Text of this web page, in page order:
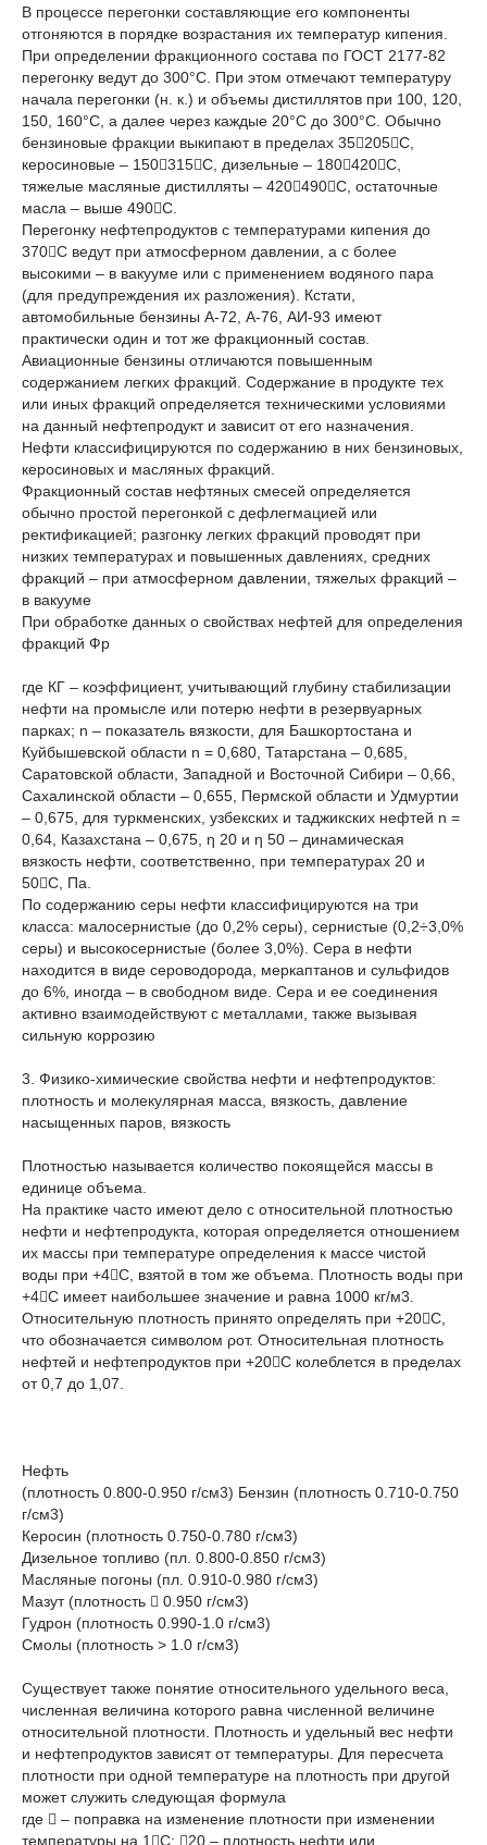
В процессе перегонки составляющие его компоненты
отгоняются в порядке возрастания их температур кипения.
При определении фракционного состава по ГОСТ 2177-82
перегонку ведут до 300°С. При этом отмечают температуру
начала перегонки (н. к.) и объемы дистиллятов при 100, 120,
150, 160°С, а далее через каждые 20°С до 300°С. Обычно
бензиновые фракции выкипают в пределах 35205С,
керосиновые – 150315С, дизельные – 180420С,
тяжелые масляные дистилляты – 420490С, остаточные
масла – выше 490С.
Перегонку нефтепродуктов с температурами кипения до
370С ведут при атмосферном давлении, а с более
высокими – в вакууме или с применением водяного пара
(для предупреждения их разложения). Кстати,
автомобильные бензины А-72, А-76, АИ-93 имеют
практически один и тот же фракционный состав.
Авиационные бензины отличаются повышенным
содержанием легких фракций. Содержание в продукте тех
или иных фракций определяется техническими условиями
на данный нефтепродукт и зависит от его назначения.
Нефти классифицируются по содержанию в них бензиновых,
керосиновых и масляных фракций.
Фракционный состав нефтяных смесей определяется
обычно простой перегонкой с дефлегмацией или
ректификацией; разгонку легких фракций проводят при
низких температурах и повышенных давлениях, средних
фракций – при атмосферном давлении, тяжелых фракций –
в вакууме
При обработке данных о свойствах нефтей для определения
фракций Фр
где КГ – коэффициент, учитывающий глубину стабилизации
нефти на промысле или потерю нефти в резервуарных
парках; n – показатель вязкости, для Башкортостана и
Куйбышевской области n = 0,680, Татарстана – 0,685,
Саратовской области, Западной и Восточной Сибири – 0,66,
Сахалинской области – 0,655, Пермской области и Удмуртии
– 0,675, для туркменских, узбекских и таджикских нефтей n =
0,64, Казахстана – 0,675, η 20 и η 50 – динамическая
вязкость нефти, соответственно, при температурах 20 и
50С, Па.
По содержанию серы нефти классифицируются на три
класса: малосернистые (до 0,2% серы), сернистые (0,2÷3,0%
серы) и высокосернистые (более 3,0%). Сера в нефти
находится в виде сероводорода, меркаптанов и сульфидов
до 6%, иногда – в свободном виде. Сера и ее соединения
активно взаимодействуют с металлами, также вызывая
сильную коррозию
3. Физико-химические свойства нефти и нефтепродуктов:
плотность и молекулярная масса, вязкость, давление
насыщенных паров, вязкость
Плотностью называется количество покоящейся массы в
единице объема.
На практике часто имеют дело с относительной плотностью
нефти и нефтепродукта, которая определяется отношением
их массы при температуре определения к массе чистой
воды при +4С, взятой в том же объема. Плотность воды при
+4С имеет наибольшее значение и равна 1000 кг/м3.
Относительную плотность принято определять при +20С,
что обозначается символом ρот. Относительная плотность
нефтей и нефтепродуктов при +20С колеблется в пределах
от 0,7 до 1,07.
Нефть
(плотность 0.800-0.950 г/см3) Бензин (плотность 0.710-0.750
г/см3)
Керосин (плотность 0.750-0.780 г/см3)
Дизельное топливо (пл. 0.800-0.850 г/см3)
Масляные погоны (пл. 0.910-0.980 г/см3)
Мазут (плотность  0.950 г/см3)
Гудрон (плотность 0.990-1.0 г/см3)
Смолы (плотность > 1.0 г/см3)
Существует также понятие относительного удельного веса,
численная величина которого равна численной величине
относительной плотности. Плотность и удельный вес нефти
и нефтепродуктов зависят от температуры. Для пересчета
плотности при одной температуре на плотность при другой
может служить следующая формула
где  – поправка на изменение плотности при изменении
температуры на 1С; 20 – плотность нефти или